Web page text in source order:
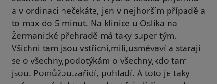
a v ordinaci nečekáte, jen v nejhorším případě a
to max do 5 minut. Na klinice u Oslíka na
Žermanické přehradě má taky super tým.
Všichni tam jsou vstřícní,milí,usmévaví a starají
se o všechny,podotýkám o všechny,kdo tam
jsou. Pomůžou.zařídí, pohladí. A toto je taky